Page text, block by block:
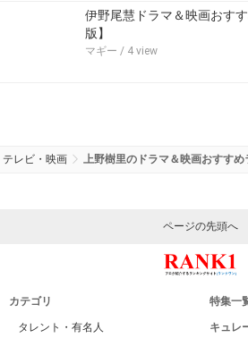
伊野尾慧ドラマ＆映画おす
版】
マギー / 4 view
テレビ・映画 上野樹里のドラマ＆映画おすす
ページの先頭へ
カテゴリ
タレント・有名人
特集一
キュレ